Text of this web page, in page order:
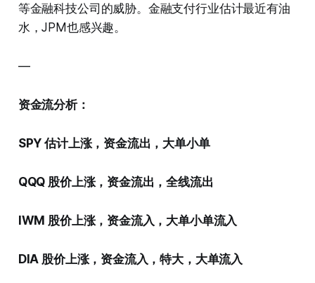
等金融科技公司的威胁。金融支付行业估计最近有油
水，JPM也感兴趣。
—
资金流分析：
SPY 估计上涨，资金流出，大单小单
QQQ 股价上涨，资金流出，全线流出
IWM 股价上涨，资金流入，大单小单流入
DIA 股价上涨，资金流入，特大，大单流入